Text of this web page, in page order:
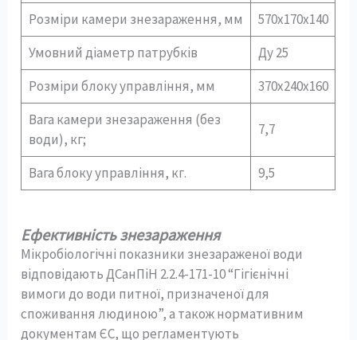
Розміри камери знезараження, мм
570х170х140
Умовний діаметр патрубків
Ду 25
Розміри блоку управління, мм
370х240х160
Вага камери знезараження (без
води), кг;
7,7
Вага блоку управління, кг. 9,5
Ефективність знезараження
Мікробіологічні показники знезараженої води
відповідають ДСанПіН 2.2.4-171-10 “Гігієнічні
вимоги до води питної, призначеної для
споживання людиною”, а також нормативним
документам ЄС, що регламентують